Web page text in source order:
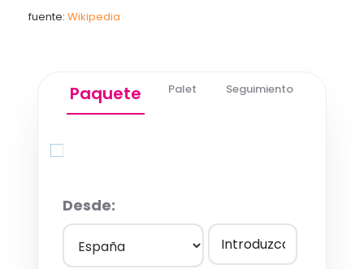
fuente: Wikipedia
Paquete Palet Seguimiento
Desde: